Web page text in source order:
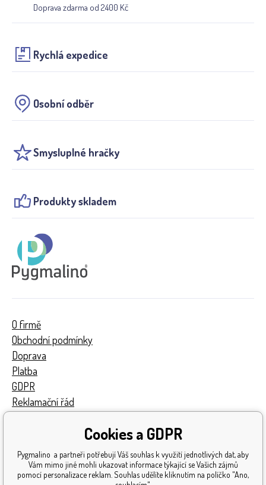
Doprava zdarma od 2400 Kč
Rychlá expedice
Osobní odběr
Smysluplné hračky
Produkty skladem
O firmě
Obchodní podmínky
Doprava
Platba
GDPR
Reklamační řád
Získaná ocenění
Katalog hraček
Mapa stránek
Cookies a GDPR
Pygmalino a partneři potřebují Váš souhlas k využití jednotlivých dat, aby
Vám mimo jiné mohli ukazovat informace týkající se Vašich zájmů
pomocí personalizace reklam. Souhlas udělíte kliknutím na políčko "Ano,